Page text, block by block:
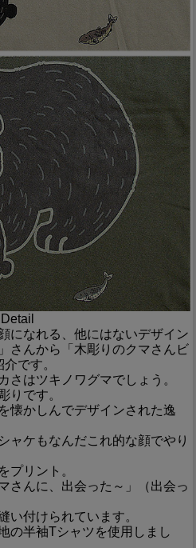
Detail
になれる、他にはないデザイン
さんから「木彫りのクマさんビ
です。
さはツキノワグマでしょう。
りです。
懐かしんでデザインされた逸
ャケもなんだこれ的な顔でやり
プリント。
さんに、出会った～」（出会っ
い付けられています。
の半袖Tシャツを使用しまし